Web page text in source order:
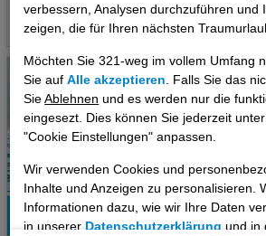
verbessern, Analysen durchzuführen und
zeigen, die für Ihren nächsten
Möchten Sie 321-weg im vollem Umfang
Sie aufAlle akzeptieren . Falls Sie das
SieAblehnen und es werden nur die
eingesezt. Dies können Sie jederzeit
"Cookie Einstellungen" anpassen.
Wir verwenden Cookies und
Inhalte und Anzeigen zu personalisieren.
Informationen dazu, wie wir Ihre Daten
in unsererDatenschutzerklärung und in